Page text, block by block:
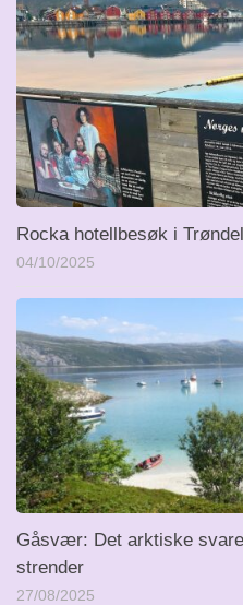
Rocka hotellbesøk i
04/10/2025
Gåsvær: Det arktiske
strender
27/08/2025